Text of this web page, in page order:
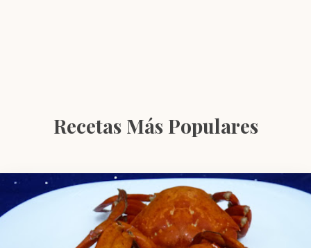
Recetas Más Populares